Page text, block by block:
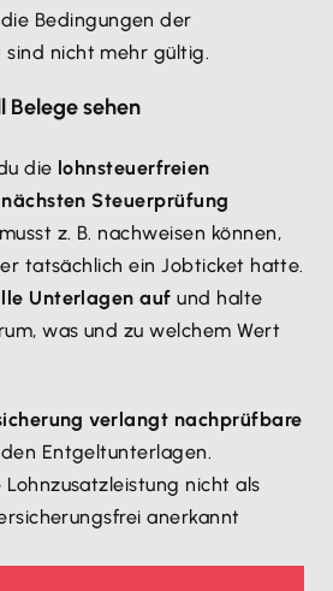
Bedingungen der
sind nicht mehr gültig.
Belege sehen
die lohnsteuerfreien
Steuerprüfung
z. B. nachweisen können,
tatsächlich ein Jobticket hatte.
Unterlagen auf und halte
was und zu welchem Wert
verlangt nachprüfbare
Entgeltunterlagen.
nicht als
anerkannt